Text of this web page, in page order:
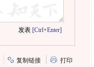
[Ctrl+Enter]
复制链接 打印